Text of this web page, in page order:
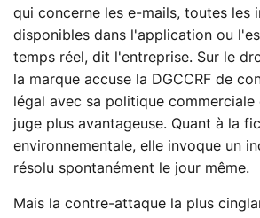
qui concerne les e-mails, toutes les
disponibles dans l'application ou
temps réel, dit l'entreprise. Sur le
la marque accuse la DGCCRF de
légal avec sa politique
juge plus avantageuse. Quant à la
environnementale, elle invoque un
résolu spontanément le jour même.
Mais la contre-attaque la plus